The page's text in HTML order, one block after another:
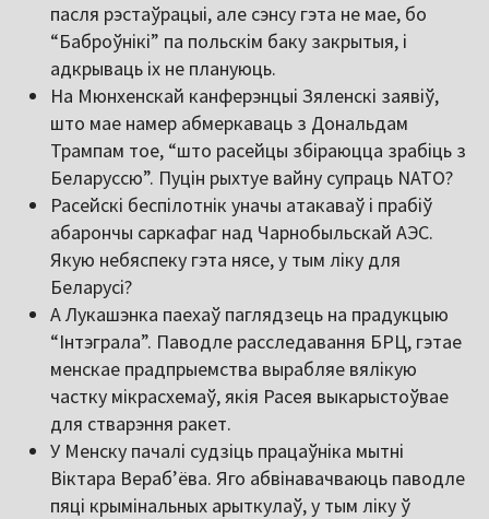
пасля рэстаўрацыі, але сэнсу гэта не мае, бо
“Баброўнікі” па польскім баку закрытыя, і
адкрываць іх не плануюць.
На Мюнхенскай канферэнцыі Зяленскі заявіў,
што мае намер абмеркаваць з Дональдам
Трампам тое, “што расейцы збіраюцца зрабіць з
Беларуссю”. Пуцін рыхтуе вайну супраць NATO?
Расейскі беспілотнік уначы атакаваў і прабіў
абарончы саркафаг над Чарнобыльскай АЭС.
Якую небяспеку гэта нясе, у тым ліку для
Беларусі?
А Лукашэнка паехаў паглядзець на прадукцыю
“Інтэграла”. Паводле расследавання БРЦ, гэтае
менскае прадпрыемства вырабляе вялікую
частку мікрасхемаў, якія Расея выкарыстоўвае
для стварэння ракет.
У Менску пачалі судзіць працаўніка мытні
Віктара Верабʼёва. Яго абвінавачваюць паводле
пяці крымінальных арыткулаў, у тым ліку ў